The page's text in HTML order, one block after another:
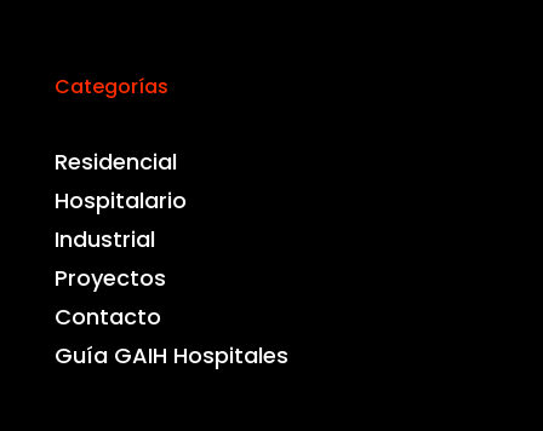
Categorías
Residencial
Hospitalario
Industrial
Proyectos
Contacto
Guía GAIH Hospitales